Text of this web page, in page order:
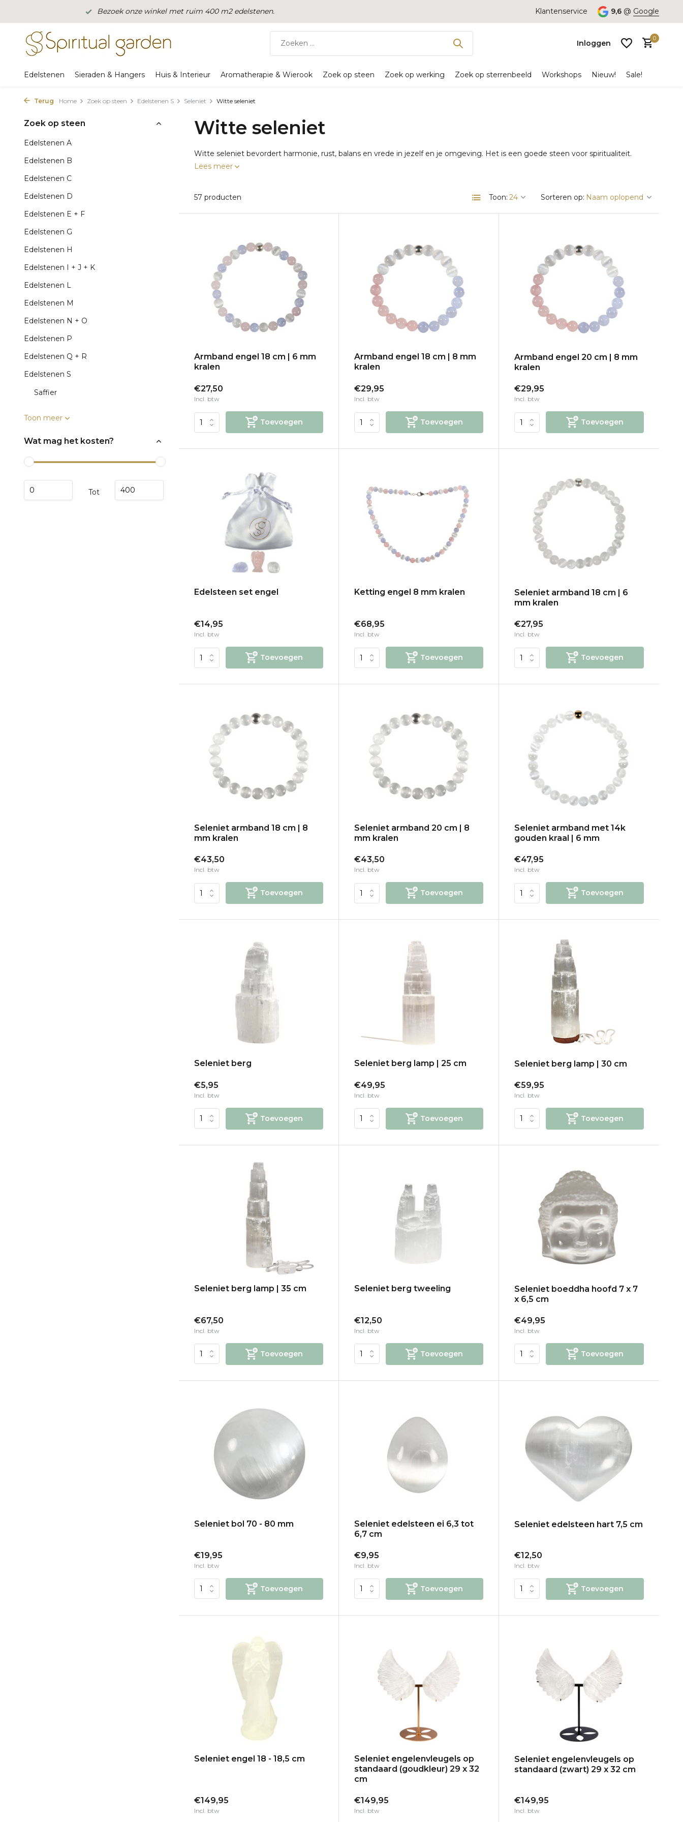
Bezoek onze winkel met ruim 400 m2 edelstenen. Klantenservice 9,6 @ Google
Inloggen
0
Edelstenen Sieraden & Hangers Huis & Interieur Aromatherapie & Wierook Zoek op steen Zoek op werking Zoek op sterrenbeeld Workshops Nieuw! Sale!
Terug Home Zoek op steen Edelstenen S Seleniet Witte seleniet
Zoek op steen
Edelstenen A
Edelstenen B
Edelstenen C
Edelstenen D
Edelstenen E + F
Edelstenen G
Edelstenen H
Edelstenen I + J + K
Edelstenen L
Edelstenen M
Edelstenen N + O
Edelstenen P
Edelstenen Q + R
Edelstenen S
Saffier
Toon meer
Wat mag het kosten?
Tot
Witte seleniet
Witte seleniet bevordert harmonie, rust, balans en vrede in jezelf en je omgeving. Het is een goede steen voor spiritualiteit.
Lees meer
57 producten Toon: Sorteren op:
Armband engel 18 cm | 6 mm
kralen
€27,50
Incl. btw
Toevoegen
Armband engel 18 cm | 8 mm
kralen
€29,95
Incl. btw
Toevoegen
Armband engel 20 cm | 8 mm
kralen
€29,95
Incl. btw
Toevoegen
Edelsteen set engel
€14,95
Incl. btw
Toevoegen
Ketting engel 8 mm kralen
€68,95
Incl. btw
Toevoegen
Seleniet armband 18 cm | 6
mm kralen
€27,95
Incl. btw
Toevoegen
Seleniet armband 18 cm | 8
mm kralen
€43,50
Incl. btw
Toevoegen
Seleniet armband 20 cm | 8
mm kralen
€43,50
Incl. btw
Toevoegen
Seleniet armband met 14k
gouden kraal | 6 mm
€47,95
Incl. btw
Toevoegen
Seleniet berg
€5,95
Incl. btw
Toevoegen
Seleniet berg lamp | 25 cm
€49,95
Incl. btw
Toevoegen
Seleniet berg lamp | 30 cm
€59,95
Incl. btw
Toevoegen
Seleniet berg lamp | 35 cm
€67,50
Incl. btw
Toevoegen
Seleniet berg tweeling
€12,50
Incl. btw
Toevoegen
Seleniet boeddha hoofd 7 x 7
x 6,5 cm
€49,95
Incl. btw
Toevoegen
Seleniet bol 70 - 80 mm
€19,95
Incl. btw
Toevoegen
Seleniet edelsteen ei 6,3 tot
6,7 cm
€9,95
Incl. btw
Toevoegen
Seleniet edelsteen hart 7,5 cm
€12,50
Incl. btw
Toevoegen
Seleniet engel 18 - 18,5 cm
€149,95
Incl. btw
Seleniet engelenvleugels op
standaard (goudkleur) 29 x 32
cm
€149,95
Incl. btw
Seleniet engelenvleugels op
standaard (zwart) 29 x 32 cm
€149,95
Incl. btw